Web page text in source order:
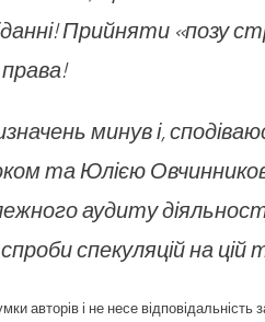
Прийняти «позу
минув і,
та Юлією
аудиту
спекуляцій на
авторів і не несе відповідальність